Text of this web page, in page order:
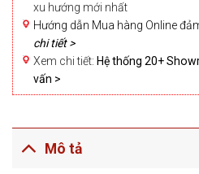
xu hướng mới nhất
Hướng dẫn Mua hàng Online
chi tiết >
Xem chi tiết: Hệ thống 20+
vấn >
Mô tả